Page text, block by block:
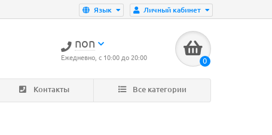
Личный кабинет
Язык
non
Ежедневно, с 10:00 до 20:00 0
Контакты Все категории